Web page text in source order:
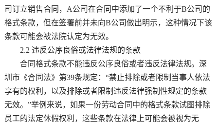
司订立销售合同，A公司在合同中添加了一个不利于B公司的
格式条款，但在签署前并未向B公司做出明示，这种情况下该
条款可能会被法院认定为无效。
2.2 违反公序良俗或法律法规的条款
合同格式条款不能违反公序良俗或者违反法律法规。深
圳市《合同法》第39条规定：“禁止排除或者限制当事人依法
享有的权利，以及排除或者限制违反法律强制性规定的条款
无效。”举例来说，如果一份劳动合同中的格式条款试图排除
员工的法定休假权利，这些条款在法律上可能会被视为无